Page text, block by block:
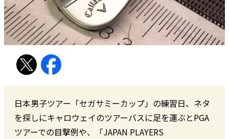
日本男子ツアー「セガサミーカップ」の練習日、ネタ
を探しにキャロウェイのツアーバスに足を運ぶとPGA
ツアーでの目撃例や、「JAPAN PLAYERS